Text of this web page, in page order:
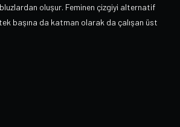
oluşur. Feminen çizgiyi alternatif
başına da katman olarak da çalışan üst